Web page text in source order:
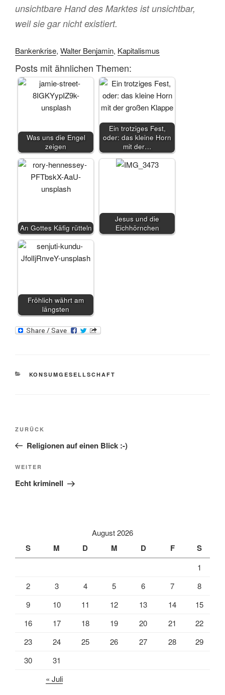
unsichtbare Hand des Marktes ist unsichtbar,
weil sie gar nicht existiert.
Bankenkrise, Walter Benjamin, Kapitalismus
Posts mit ähnlichen Themen:
Was uns die Engel
zeigen
Ein trotziges Fest,
oder: das kleine Horn
mit der…
An Gottes Käfig rütteln
Jesus und die
Eichhörnchen
Fröhlich währt am
längsten
KATEGORIEN
KONSUMGESELLSCHAFT
Beitragsnavigation
Vorheriger
Beitrag
ZURÜCK
Religionen auf einen Blick :-)
Nächster
Beitrag
WEITER
Echt kriminell
August 2026
S M D M D F S
1
2
3 4 5 6 7
8
9
10 11 12 13 14
15
16
17 18 19 20 21
22
23
24 25 26 27 28
29
30
31
« Juli